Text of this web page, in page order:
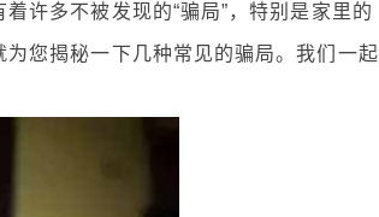
许多不被发现的“骗局”，特别是家里的
您揭秘一下几种常见的骗局。我们一起